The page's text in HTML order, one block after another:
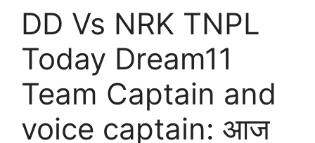
DD Vs NRK TNPL
Today Dream11
Team Captain and
voice captain: आज